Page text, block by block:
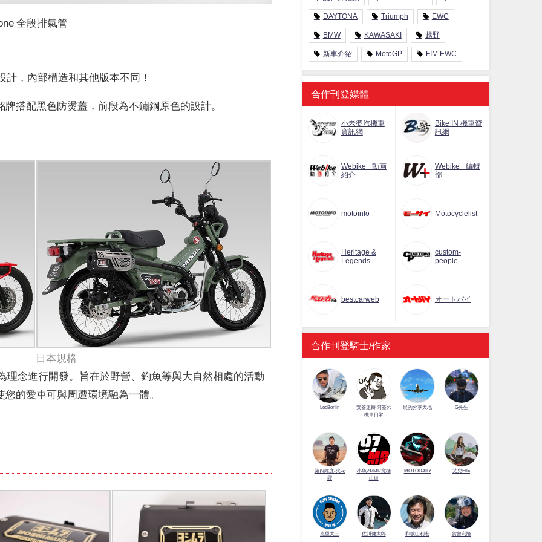
全段排氣管
計，內部構造和其他版本不同！
搭配黑色防燙蓋，前段為不鏽鋼原色的設計。
日本規格
理念進行開發。旨在於野營、釣魚等與大自然相處的活動
的愛車可與周遭環境融為一體。
DAYTONA Triumph EWC
BMW KAWASAKI 越野
新車介紹 MotoGP FIM EWC
合作刊登媒體
小老婆汽機車
資訊網
Bike IN 機車資
訊網
Webike+ 動画
紹介
Webike+ 編輯
部
motoinfo Motocyclelist
Heritage &
Legends
custom-
people
bestcarweb オートバイ
合作刊登騎士/作家
LeeBerlin
安筌運轉 阿筌の
機車日常
展的分享天地 G先生
第四維度-火花
羅
小魚-97MR究極
山道
MOTODAILY 艾兒Elle
克里夫三 佐川健太郎 和歌山利宏 賀曾利隆